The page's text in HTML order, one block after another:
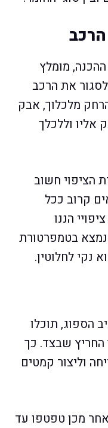
מומלץ
את הרכב
מלכלוך, אבק
אליו וללכלך
הציפוי חשוב
קרוב ככל
הננו
בטמפרטורת
נקי לחלוטין.
הספוג, תוכלו
שבצד. כך
וליצור קמטים
מכן טפטפו עד